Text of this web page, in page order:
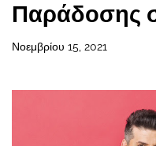
Παράδοσης
Νοεμβρίου 15, 2021